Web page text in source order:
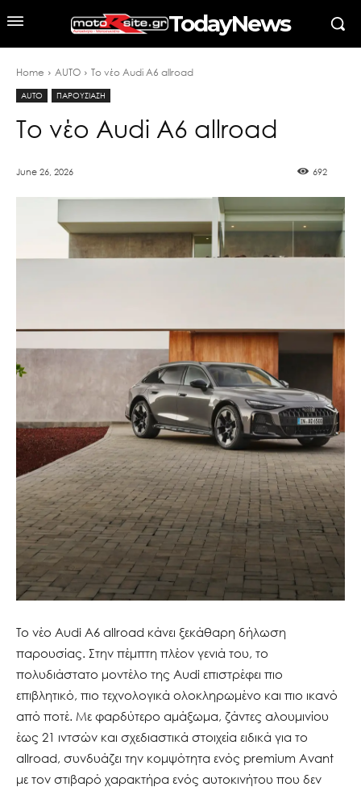
TodayNews
Home AUTO Το νέο Audi A6 allroad
AUTO ΠΑΡΟΥΣΙΑΣΗ
Το νέο Audi A6 allroad
June 26, 2026 692
Το νέο Audi A6 allroad κάνει ξεκάθαρη δήλωση
παρουσίας. Στην πέμπτη πλέον γενιά του, το
πολυδιάστατο μοντέλο της Audi επιστρέφει πιο
επιβλητικό, πιο τεχνολογικά ολοκληρωμένο και πιο ικανό
από ποτέ. Με φαρδύτερο αμάξωμα, ζάντες αλουμινίου
έως 21 ιντσών και σχεδιαστικά στοιχεία ειδικά για το
allroad, συνδυάζει την κομψότητα ενός premium Avant
με τον στιβαρό χαρακτήρα ενός αυτοκινήτου που δεν